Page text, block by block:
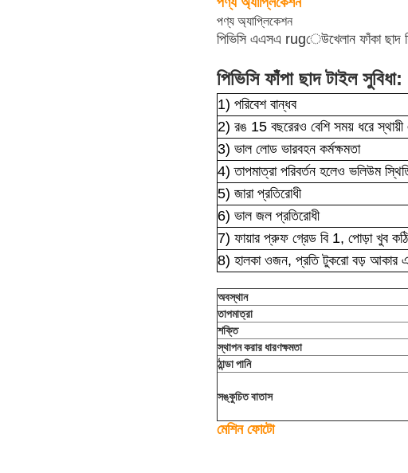
পণ্য অ্যাপ্লিকেশন
পিভিসি এএসএ rugেউখেলান ফাঁকা ছাদ
পিভিসি ফাঁপা ছাদ টাইল সুবিধা:
1) পরিবেশ বান্ধব
2) রঙ 15 বছরেরও বেশি সময় ধরে স্থায়ী
3) ভাল লোড ভারবহন কর্মক্ষমতা
4) তাপমাত্রা পরিবর্তন হলেও ভলিউম
5) জারা প্রতিরোধী
6) ভাল জল প্রতিরোধী
7) ফায়ার প্রুফ গ্রেড বি 1, পোড়া খুব
8) হালকা ওজন, প্রতি টুকরো বড় আকার
অবস্থান
তাপমাত্রা
শক্তি
স্থাপন করার ধারণক্ষমতা
ঠান্ডা পানি
সঙ্কুচিত বাতাস
মেশিন ফোটো